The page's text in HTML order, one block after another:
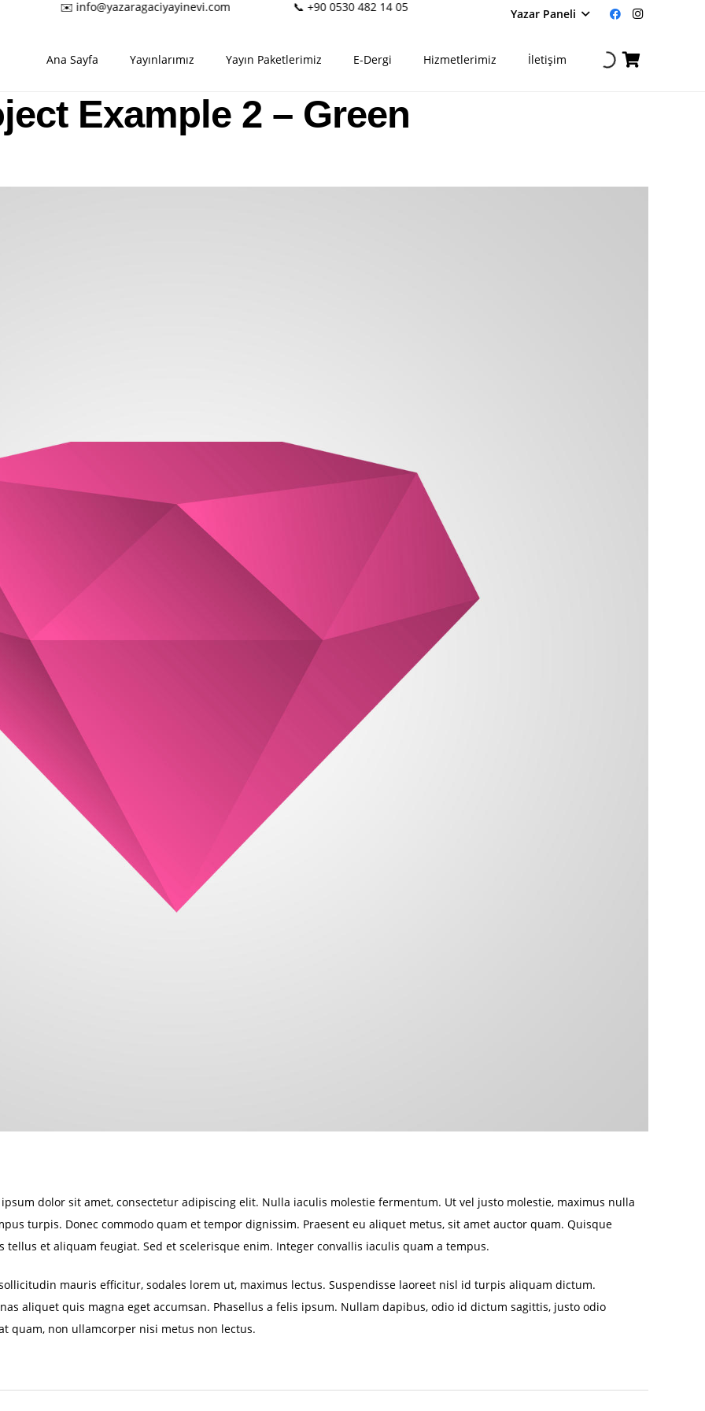
✉️ info@yazaragaciyayinevi.com 📞 +90 0530 482 14 05 Yazar Paneli
Ana Sayfa Yayınlarımız Yayın Paketlerimiz E-Dergi Hizmetlerimiz İletişim
Example 2 – Green
dolor sit amet, consectetur adipiscing elit. Nulla iaculis molestie fermentum. Ut vel justo molestie, maximus nulla
turpis. Donec commodo quam et tempor dignissim. Praesent eu aliquet metus, sit amet auctor quam. Quisque
tellus et aliquam feugiat. Sed et scelerisque enim. Integer convallis iaculis quam a tempus.
mauris efficitur, sodales lorem ut, maximus lectus. Suspendisse laoreet nisl id turpis aliquam dictum.
aliquet quis magna eget accumsan. Phasellus a felis ipsum. Nullam dapibus, odio id dictum sagittis, justo odio
quam, non ullamcorper nisi metus non lectus.